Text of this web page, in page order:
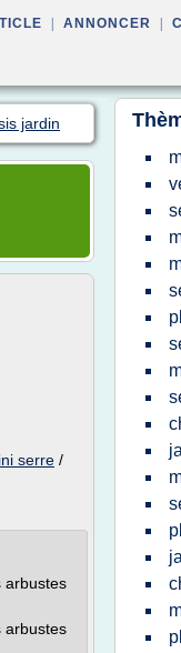
ANNONCER
jardin
serre /
arbustes
arbustes